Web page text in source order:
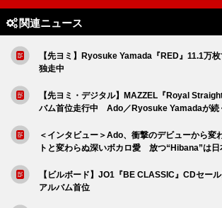
関連ニュース
【先ヨミ】Ryosuke Yamada『RED』11.1万
独走中
【先ヨミ・デジタル】MAZZEL『Royal
バム首位走行中 Ado／Ryosuke Yamadaが続
＜インタビュー＞Ado、衝撃のデビューから変
トと変わらぬ深いボカロ愛 放つ“Hibana”は日
【ビルボード】JO1『BE CLASSIC』CDセー
アルバム首位